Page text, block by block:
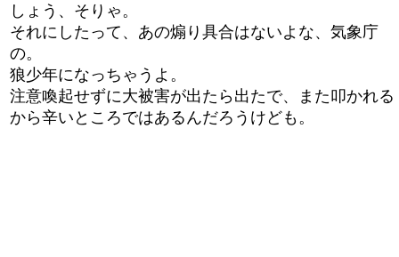
しょう、そりゃ。
それにしたって、あの煽り具合はないよな、気象庁
の。
狼少年になっちゃうよ。
注意喚起せずに大被害が出たら出たで、また叩かれる
から辛いところではあるんだろうけども。